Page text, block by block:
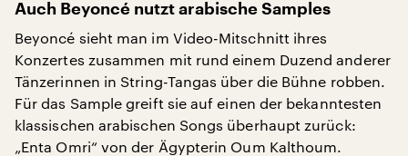
Auch Beyoncé nutzt arabische Samples
Beyoncé sieht man im Video-Mitschnitt ihres
Konzertes zusammen mit rund einem Duzend anderer
Tänzerinnen in String-Tangas über die Bühne robben.
Für das Sample greift sie auf einen der bekanntesten
klassischen arabischen Songs überhaupt zurück:
„Enta Omri“ von der Ägypterin Oum Kalthoum.